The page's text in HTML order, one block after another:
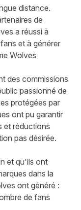
distance.
de
a réussi à
et à générer
Wolves
des commissions
passionné de
protégées par
ont pu garantir
et réductions
pas désirée.
et qu'ils ont
dans la
ont généré :
de fans